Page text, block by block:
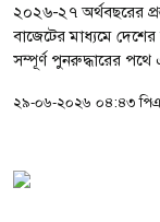
২০২৬-২৭ অর্থবছরের
বাজেটের মাধ্যমে দেশের
সম্পূর্ণ পুনরুদ্ধারের পথে
অর্থমন্ত্রী আমির খসরু
২৯-০৬-২০২৬ ০৪:৪৩